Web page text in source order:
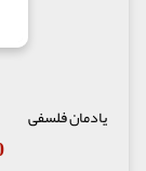
فكری و
زرد اگر
بخش است و
نیز دارد
و ضربان نبض
یادمان فلسفی